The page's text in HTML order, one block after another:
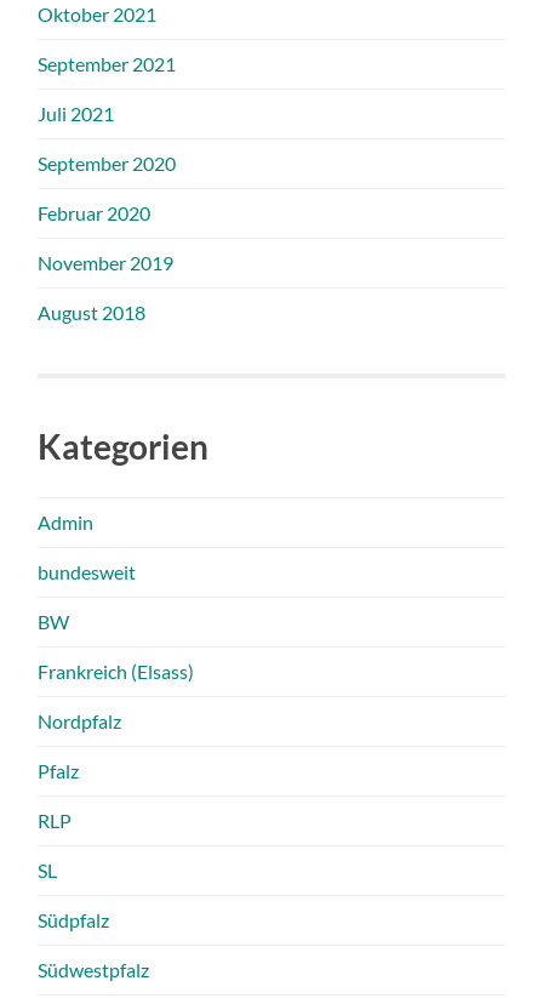
Oktober 2021
September 2021
Juli 2021
September 2020
Februar 2020
November 2019
August 2018
Kategorien
Admin
bundesweit
BW
Frankreich (Elsass)
Nordpfalz
Pfalz
RLP
SL
Südpfalz
Südwestpfalz